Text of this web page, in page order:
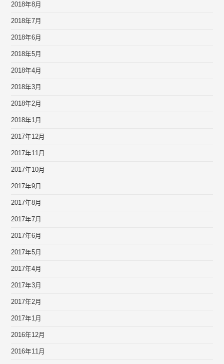
2018年8月
2018年7月
2018年6月
2018年5月
2018年4月
2018年3月
2018年2月
2018年1月
2017年12月
2017年11月
2017年10月
2017年9月
2017年8月
2017年7月
2017年6月
2017年5月
2017年4月
2017年3月
2017年2月
2017年1月
2016年12月
2016年11月